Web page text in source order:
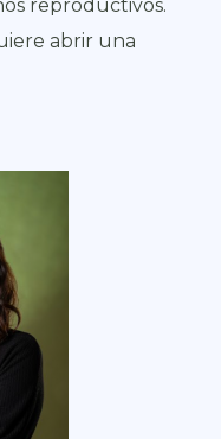
reproductivos.
abrir una